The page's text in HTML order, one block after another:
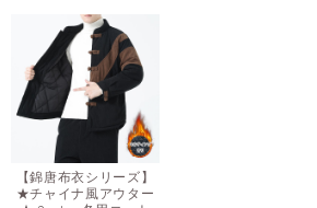
【錦唐布衣シリーズ】
★チャイナ風アウター